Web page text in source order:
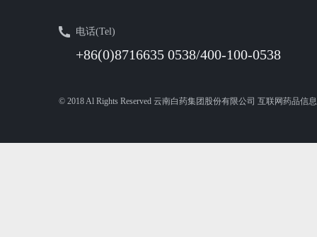
电话(Tel)
+86(0)8716635 0538/400-100-0538
© 2018 Al Rights Reserved 云南白药集团股份有限公司 互联网药品信